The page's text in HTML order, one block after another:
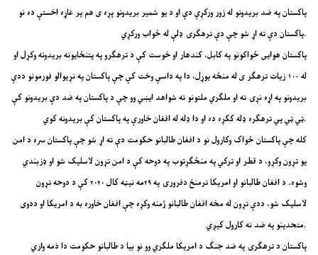
پاکستان په ضد بریدونو له زور ورکړې دې او د یو شمیر بریدونو پړه ی هم پر غاړه اخستې ده نو
پاکستان دې ته اړ شو چې دې ترهګرۍ ډلې له ځواب ورکړي.
پاکستان هوایی ځواکونو په کابل، کندهار او خوست کې د ترهګرو په پتنځایونه بریدونه وکړل او
له ۱۰۰ زیات ترهګر ی له منځه یوړل، دا په داسې وخت کې چې پاکستان په نړیوالو فورمونو ددې
بریدونو په اړه نړۍ ته او ملګري ملتونو ته شواهد ایښي وو چې د پاکستان په ضد دې بریدونو کې
ټي ټي پي ترهګره ډله ککړه ده او دا ډله له افغان خاورې په پاکستان کې بریدونه کوي.
کله چې پاکستان ځواک وکارول نو د افغان طالبانو حکومت دې ته اړ شو چې پاکستان سره د امن
یو تړون وکړو، د قطر او ترکي په منځګړتوب په دوحه کې د امن تړون لاسلیک شو او ډزبندي
وشوه. د افغان طالبانو او امریکا ترمنځ دفرورۍ په ۲۹مه نیټه کال ۲۰۲۰ کې د دوحه تړون
لاسلیک شو، ددې تړون له مخه افغان طالبانو ژمنه وکړه چې افغان خاوره به د امریکا او ددوی
متحدینو په ضد نه کارول کیږي.
پاکستان د ترهګرۍ په ضد جنګ د امریکا ملګري وو نو بیا د طالبانو حکومت دا ذمه واري